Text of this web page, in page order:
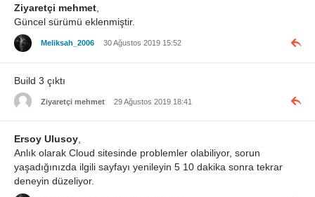
Ziyaretçi mehmet
Güncel sürümü eklenmiştir.
Meliksah_2006 30 Ağustos 2019 15:52
Build 3 çıktı
Ziyaretçi mehmet 29 Ağustos 2019 18:41
Ersoy Ulusoy,
Anlık olarak Cloud sitesinde problemler olabiliyor, sorun
yaşadığınızda ilgili sayfayı yenileyin 5 10 dakika sonra tekrar
deneyin düzeliyor.